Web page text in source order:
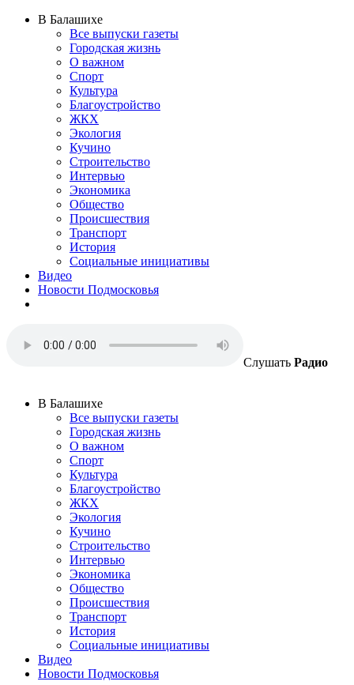
В Балашихе
Все выпуски газеты
Городская жизнь
О важном
Спорт
Культура
Благоустройство
ЖКХ
Экология
Кучино
Строительство
Интервью
Экономика
Общество
Происшествия
Транспорт
История
Социальные инициативы
Видео
Новости Подмосковья
Слушать Радио
В Балашихе
Все выпуски газеты
Городская жизнь
О важном
Спорт
Культура
Благоустройство
ЖКХ
Экология
Кучино
Строительство
Интервью
Экономика
Общество
Происшествия
Транспорт
История
Социальные инициативы
Видео
Новости Подмосковья